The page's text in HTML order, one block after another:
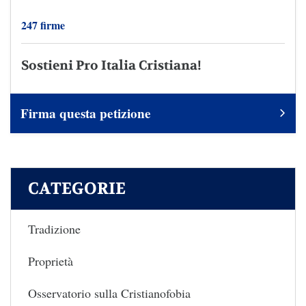
247 firme
Sostieni Pro Italia Cristiana!
Firma questa petizione
CATEGORIE
Tradizione
Proprietà
Osservatorio sulla Cristianofobia